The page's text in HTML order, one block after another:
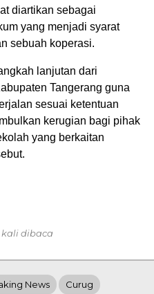
diartikan sebagai
yang menjadi syarat
sebuah koperasi.
lanjutan dari
Tangerang guna
sesuai ketentuan
kerugian bagi pihak
yang berkaitan
kali dibaca
News Curug